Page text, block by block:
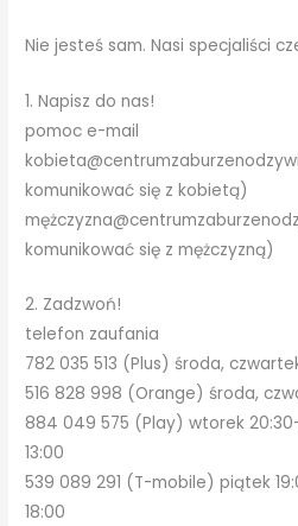
Nie jesteś sam. Nasi specjaliści
1. Napisz do nas!
pomoc e-mail
komunikować się z kobietą)
komunikować się z mężczyzną)
2. Zadzwoń!
telefon zaufania
782 035 513 (Plus) środa,
516 828 998 (Orange) środa,
884 049 575 (Play) wtorek
13:00
539 089 291 (T-mobile) piątek
18:00